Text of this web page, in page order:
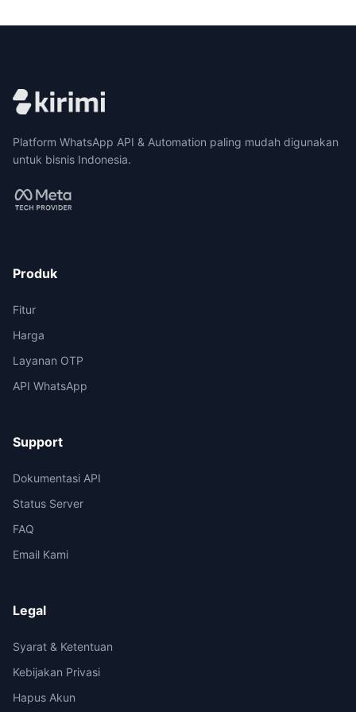
Platform WhatsApp API & Automation paling mudah digunakan
untuk bisnis Indonesia.
Produk
Fitur
Harga
Layanan OTP
API WhatsApp
Support
Dokumentasi API
Status Server
FAQ
Email Kami
Legal
Syarat & Ketentuan
Kebijakan Privasi
Hapus Akun